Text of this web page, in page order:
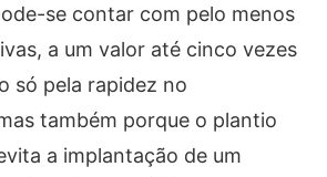
se contar com pelo menos
a um valor até cinco vezes
só pela rapidez no
também porque o plantio
a implantação de um